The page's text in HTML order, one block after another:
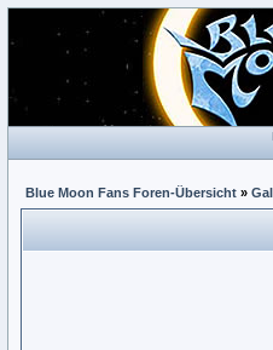
Blue Moon Fans Foren-Übersicht »